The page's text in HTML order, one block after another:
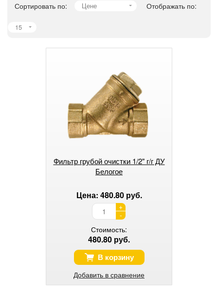
Сортировать по: Цене Отображать по:
15
Фильтр грубой очистки 1/2" г/г ДУ
Белогое
Цена: 480.80 руб.
+
-
Стоимость:
480.80 руб.
В корзину
Добавить в сравнение